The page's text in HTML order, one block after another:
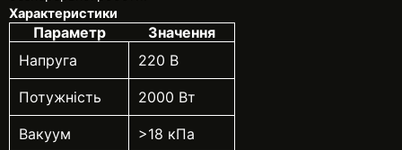
Характеристики
Параметр
Значення
Напруга
220 В
Потужність 2000 Вт
Вакуум >18 кПа